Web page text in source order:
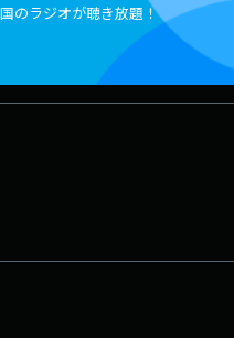
のラジオが聴き放題！